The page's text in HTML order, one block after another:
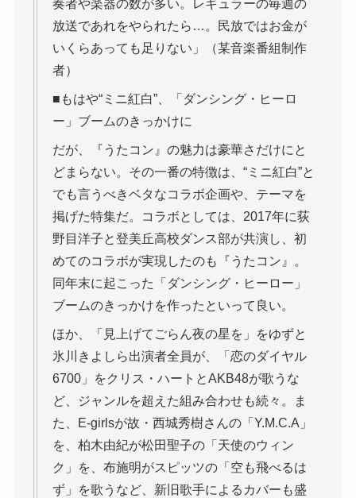
奏者や楽器の数が多い。レギュラーの毎週の
放送であれをやられたら…。民放ではお金が
いくらあっても足りない」（某音楽番組制作
者）
■もはや“ミニ紅白”、「ダンシング・ヒーロ
ー」ブームのきっかけに
だが、『うたコン』の魅力は豪華さだけにと
どまらない。その一番の特徴は、“ミニ紅白”と
でも言うべきベタなコラボ企画や、テーマを
掲げた特集だ。コラボとしては、2017年に荻
野目洋子と登美丘高校ダンス部が共演し、初
めてのコラボが実現したのも『うたコン』。
同年末に起こった「ダンシング・ヒーロー」
ブームのきっかけを作ったといって良い。
ほか、「見上げてごらん夜の星を」をゆずと
氷川きよしら出演者全員が、「恋のダイヤル
6700」をクリス・ハートとAKB48が歌うな
ど、ジャンルを超えた組み合わせも続々。ま
た、E-girlsが故・西城秀樹さんの「Y.M.C.A」
を、柏木由紀が松田聖子の「天使のウィン
ク」を、布施明がスピッツの「空も飛べるは
ず」を歌うなど、新旧歌手によるカバーも盛